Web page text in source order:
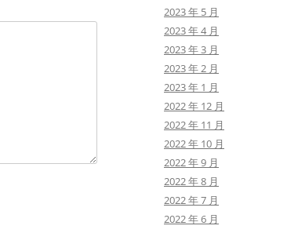
2023 年 5 月
2023 年 4 月
2023 年 3 月
2023 年 2 月
2023 年 1 月
2022 年 12 月
2022 年 11 月
2022 年 10 月
2022 年 9 月
2022 年 8 月
2022 年 7 月
2022 年 6 月